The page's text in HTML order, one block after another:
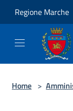
Regione Marche
Home >